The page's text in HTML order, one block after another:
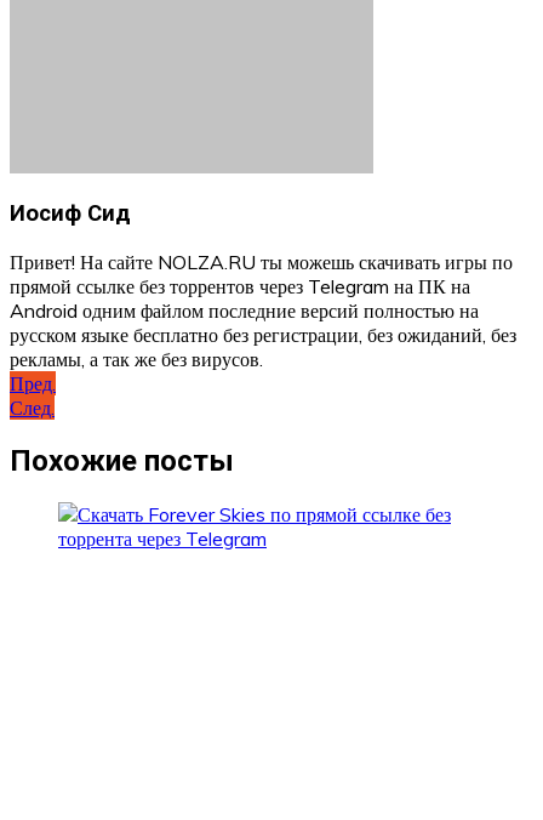
Иосиф Сид
Привет! На сайте NOLZA.RU ты можешь скачивать игры по
прямой ссылке без торрентов через Telegram на ПК на
Android одним файлом последние версий полностью на
русском языке бесплатно без регистрации, без ожиданий, без
рекламы, а так же без вирусов.
Навигация
по
записям
Пред.
След.
Похожие посты